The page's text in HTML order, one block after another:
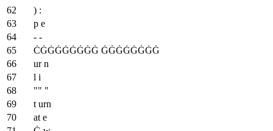
) :
p e
- -
ĊĠĠĠĠĠĠĠĠ ĠĠĠĠĠĠĠĠ
ur n
l i
"" "
t urn
at e